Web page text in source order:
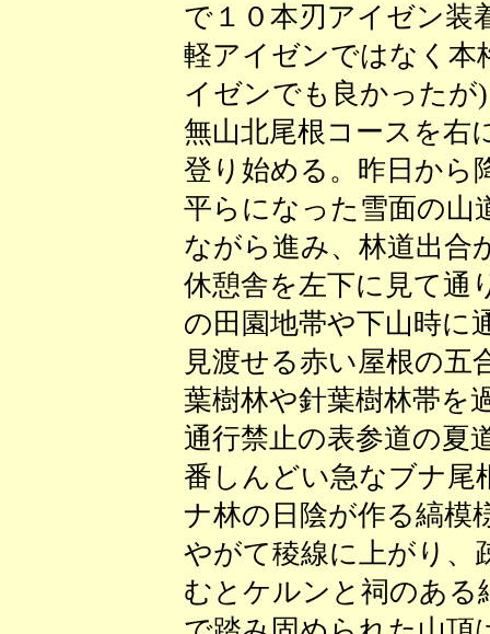
で１０本刃アイゼン装
軽アイゼンではなく本
イゼンでも良かったが
無山北尾根コースを右
登り始める。昨日から
平らになった雪面の山
ながら進み、林道出合
休憩舎を左下に見て通
の田園地帯や下山時に
見渡せる赤い屋根の五
葉樹林や針葉樹林帯を
通行禁止の表参道の夏
番しんどい急なブナ尾
ナ林の日陰が作る縞模
やがて稜線に上がり、
むとケルンと祠のある